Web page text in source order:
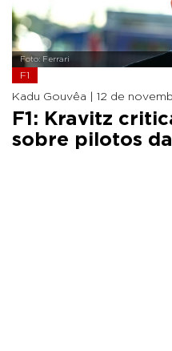
Foto: Ferrari
F1
Kadu Gouvêa | 12 de
F1: Kravitz
sobre pilotos